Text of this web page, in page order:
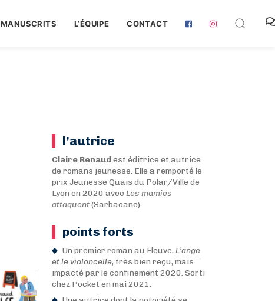
MANUSCRITS L‘ÉQUIPE CONTACT
l’autrice
Claire Renaud est éditrice et autrice
de romans jeunesse. Elle a remporté le
prix Jeunesse Quais du Polar/Ville de
Lyon en 2020 avec Les mamies
attaquent(Sarbacane).
points forts
Un premier roman au Fleuve, L’ange
et le violoncelle, très bien reçu, mais
impacté par le confinement 2020. Sorti
chez Pocket en mai 2021.